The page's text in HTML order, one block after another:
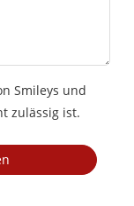
Smileys und
zulässig ist.